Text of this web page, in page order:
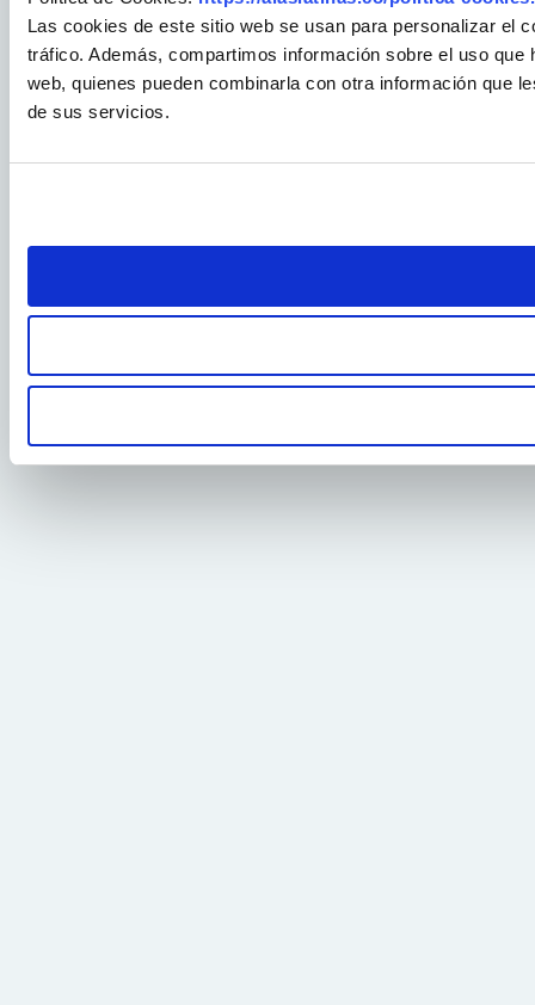
Las cookies de este sitio web se usan para personalizar el
tráfico. Además, compartimos información sobre el uso
web, quienes pueden combinarla con otra información que
de sus servicios.